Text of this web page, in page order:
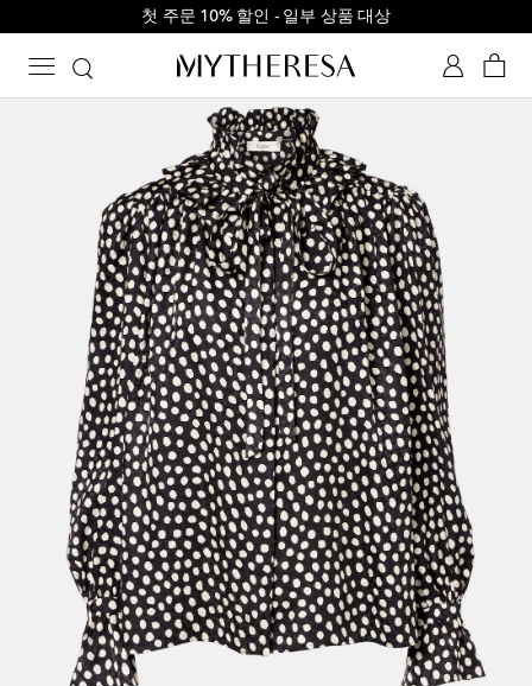
첫 주문 10% 할인 - 일부 상품 대상